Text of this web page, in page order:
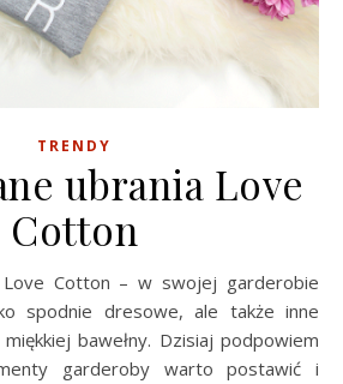
TRENDY
ubrania Love
Cotton
Love Cotton – w swojej garderobie
spodnie dresowe, ale także inne
bawełny. Dzisiaj podpowiem
garderoby warto postawić i